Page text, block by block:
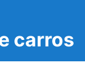
carros